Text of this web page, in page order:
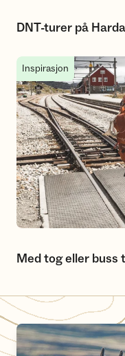
DNT-turer på
Med tog eller buss til
Inspirasjon
Med tog eller buss
Ta hensyn til villreinen